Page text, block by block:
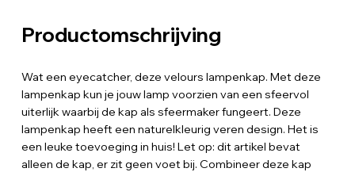
Productomschrijving
Wat een eyecatcher, deze velours lampenkap. Met deze
lampenkap kun je jouw lamp voorzien van een sfeervol
uiterlijk waarbij de kap als sfeermaker fungeert. Deze
lampenkap heeft een naturelkleurig veren design. Het is
een leuke toevoeging in huis! Let op: dit artikel bevat
alleen de kap, er zit geen voet bij. Combineer deze kap